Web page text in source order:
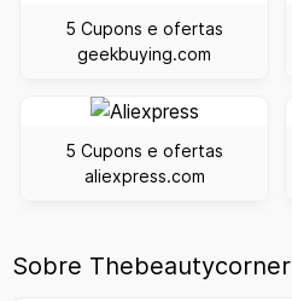
5 Cupons e ofertas
geekbuying.com
5 Cupons e ofertas
aliexpress.com
Sobre Thebeautycorner